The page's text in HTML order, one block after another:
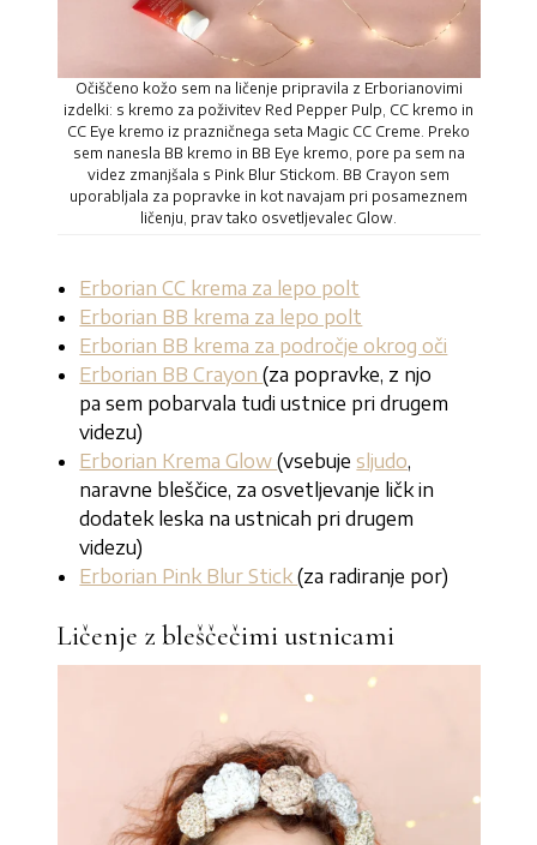
Očiščeno kožo sem na ličenje pripravila z Erborianovimi
izdelki: s kremo za poživitev Red Pepper Pulp, CC kremo in
CC Eye kremo iz prazničnega seta Magic CC Creme. Preko
sem nanesla BB kremo in BB Eye kremo, pore pa sem na
videz zmanjšala s Pink Blur Stickom. BB Crayon sem
uporabljala za popravke in kot navajam pri posameznem
ličenju, prav tako osvetljevalec Glow.
Erborian CC krema za lepo polt
Erborian BB krema za lepo polt
Erborian BB krema za področje okrog oči
Erborian BB Crayon(za popravke, z njo
pa sem pobarvala tudi ustnice pri drugem
videzu)
Erborian Krema Glow(vsebujesljudo,
naravne bleščice, za osvetljevanje ličk in
dodatek leska na ustnicah pri drugem
videzu)
Erborian Pink Blur Stick(za radiranje por)
Ličenje z bleščečimi ustnicami